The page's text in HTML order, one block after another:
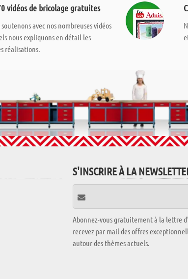
vidéos de bricolage gratuites
soutenons avec nos nombreuses vidéos
nous expliquons en détail les
réalisations.
S'INSCRIRE À LA
Abonnez-vous gratuitement à la lettre
recevez par mail des offres
autour des thèmes actuels.